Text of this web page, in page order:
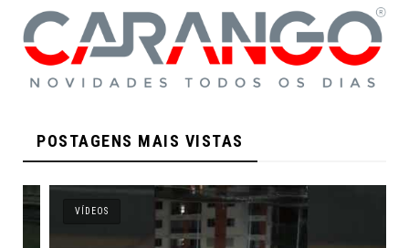
POSTAGENS MAIS VISTAS
VÍDEOS